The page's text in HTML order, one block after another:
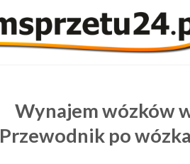
Wynajem wózków
Przewodnik po